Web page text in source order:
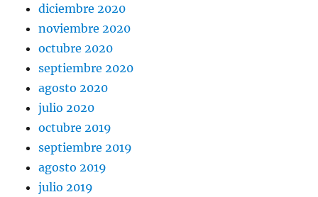
diciembre 2020
noviembre 2020
octubre 2020
septiembre 2020
agosto 2020
julio 2020
octubre 2019
septiembre 2019
agosto 2019
julio 2019